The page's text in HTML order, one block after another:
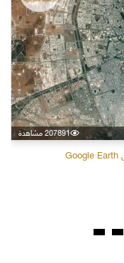
207891 مشاهدة